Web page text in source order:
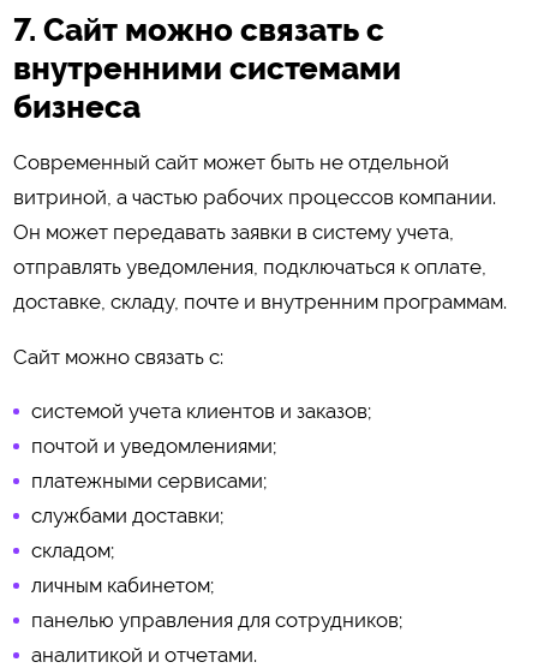
7. Сайт можно связать с
внутренними системами
бизнеса
Современный сайт может быть не отдельной
витриной, а частью рабочих процессов компании.
Он может передавать заявки в систему учета,
отправлять уведомления, подключаться к оплате,
доставке, складу, почте и внутренним программам.
Сайт можно связать с:
системой учета клиентов и заказов;
почтой и уведомлениями;
платежными сервисами;
службами доставки;
складом;
личным кабинетом;
панелью управления для сотрудников;
аналитикой и отчетами.